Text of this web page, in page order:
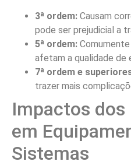
3ª ordem: Causam
pode ser prejudicial a
5ª ordem:
afetam a qualidade de
7ª ordem e
trazer mais
Impactos
em
Sistemas